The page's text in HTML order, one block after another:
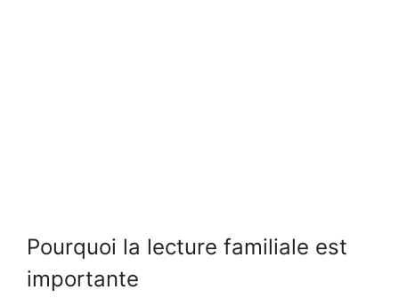
Pourquoi la lecture familiale est
importante